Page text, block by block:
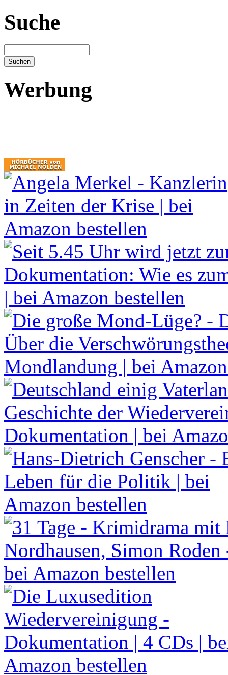
Suche
Werbung